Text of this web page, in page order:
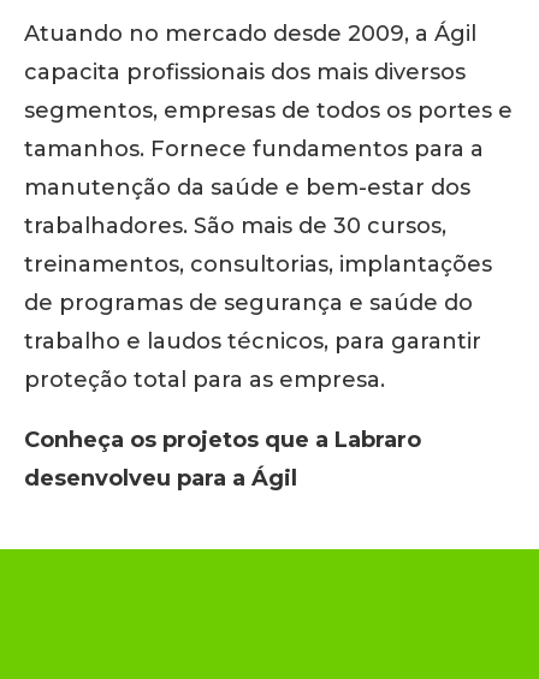
Atuando no mercado desde 2009, a Ágil
capacita profissionais dos mais diversos
segmentos, empresas de todos os portes e
tamanhos. Fornece fundamentos para a
manutenção da saúde e bem-estar dos
trabalhadores. São mais de 30 cursos,
treinamentos, consultorias, implantações
de programas de segurança e saúde do
trabalho e laudos técnicos, para garantir
proteção total para as empresa.
Conheça os projetos que a Labraro
desenvolveu para a Ágil